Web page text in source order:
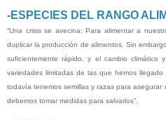
-ESPECIES DEL RANGO
“Una crisis se avecina: Para alimentar a
duplicar la producción de alimentos. Sin
suficientemente rápido, y el cambio climático
variedades limitadas de las que hemos llegado
todavía tenemos semillas y razas para
debemos tomar medidas para salvarlos”.